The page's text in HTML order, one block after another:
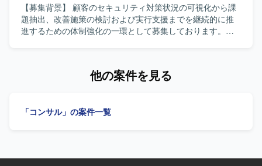
ただく場合は、要件定義や仕様調整をリードしながら、開
発メンバーとの技術的な対話を通じてプロジェクトを推進
する経験を積むことができます。 【開発環境】 基幹システ
した形での検討・レビューを行っていただきます。
募集を想定しており、リードとサブの2名体制で提案および
要件定義フェーズを遂行していただきます。 主な業務内容
として、提案フェーズにおけるグランドデザイン策定、シ
成を担当いただきます。 【求める人物像】 システム全体の
支援できる方を求めています。 理論だけでなく実務に基づ
ェクトにおいて、提案段階からグランドデザイン策定に関
【募集背景】 顧客のセキュリティ対策状況の可視化から課
題抽出、改善施策の検討および実行支援までを継続的に推
進するための体制強化の一環として募集しております。
改善施策の検討および優先順位付け、実行計画の策定およ
ュリティに関する日常的な相談対応および意思決定支援、
じて課題を抽出し構造化することができ、改善施策を自ら
他の案件を見る
「コンサル」の案件一覧